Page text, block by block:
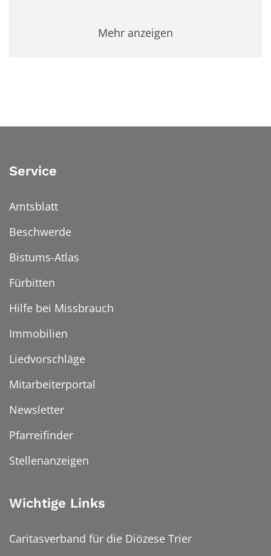
Mehr anzeigen
Service
Amtsblatt
Beschwerde
Bistums-Atlas
Fürbitten
Hilfe bei Missbrauch
Immobilien
Liedvorschläge
Mitarbeiterportal
Newsletter
Pfarreifinder
Stellenanzeigen
Wichtige Links
Caritasverband für die Diözese Trier